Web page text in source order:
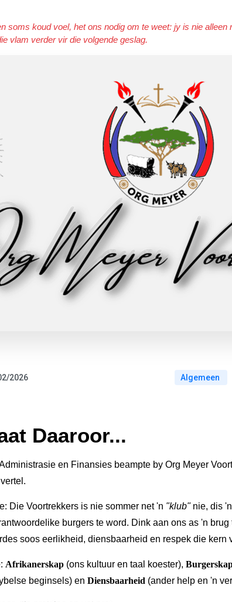
soms koud voel, het ons nodig om te weet: jy is nie
vlam verder vir die volgende geslag.
2026 Algemeen
Daaroor...
en Finansies beampte by Org Meyer
Die Voortrekkers is nie sommer net 'n "klub"nie, dis
burgers te word. Dink aan ons as 'n
soos eerlikheid, diensbaarheid en respek die kern
Afrikanerskap (ons kultuur en taal koester),
beginsels) en Diensbaarheid (ander help en 'n